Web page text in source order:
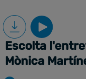
Escolta
Mònica